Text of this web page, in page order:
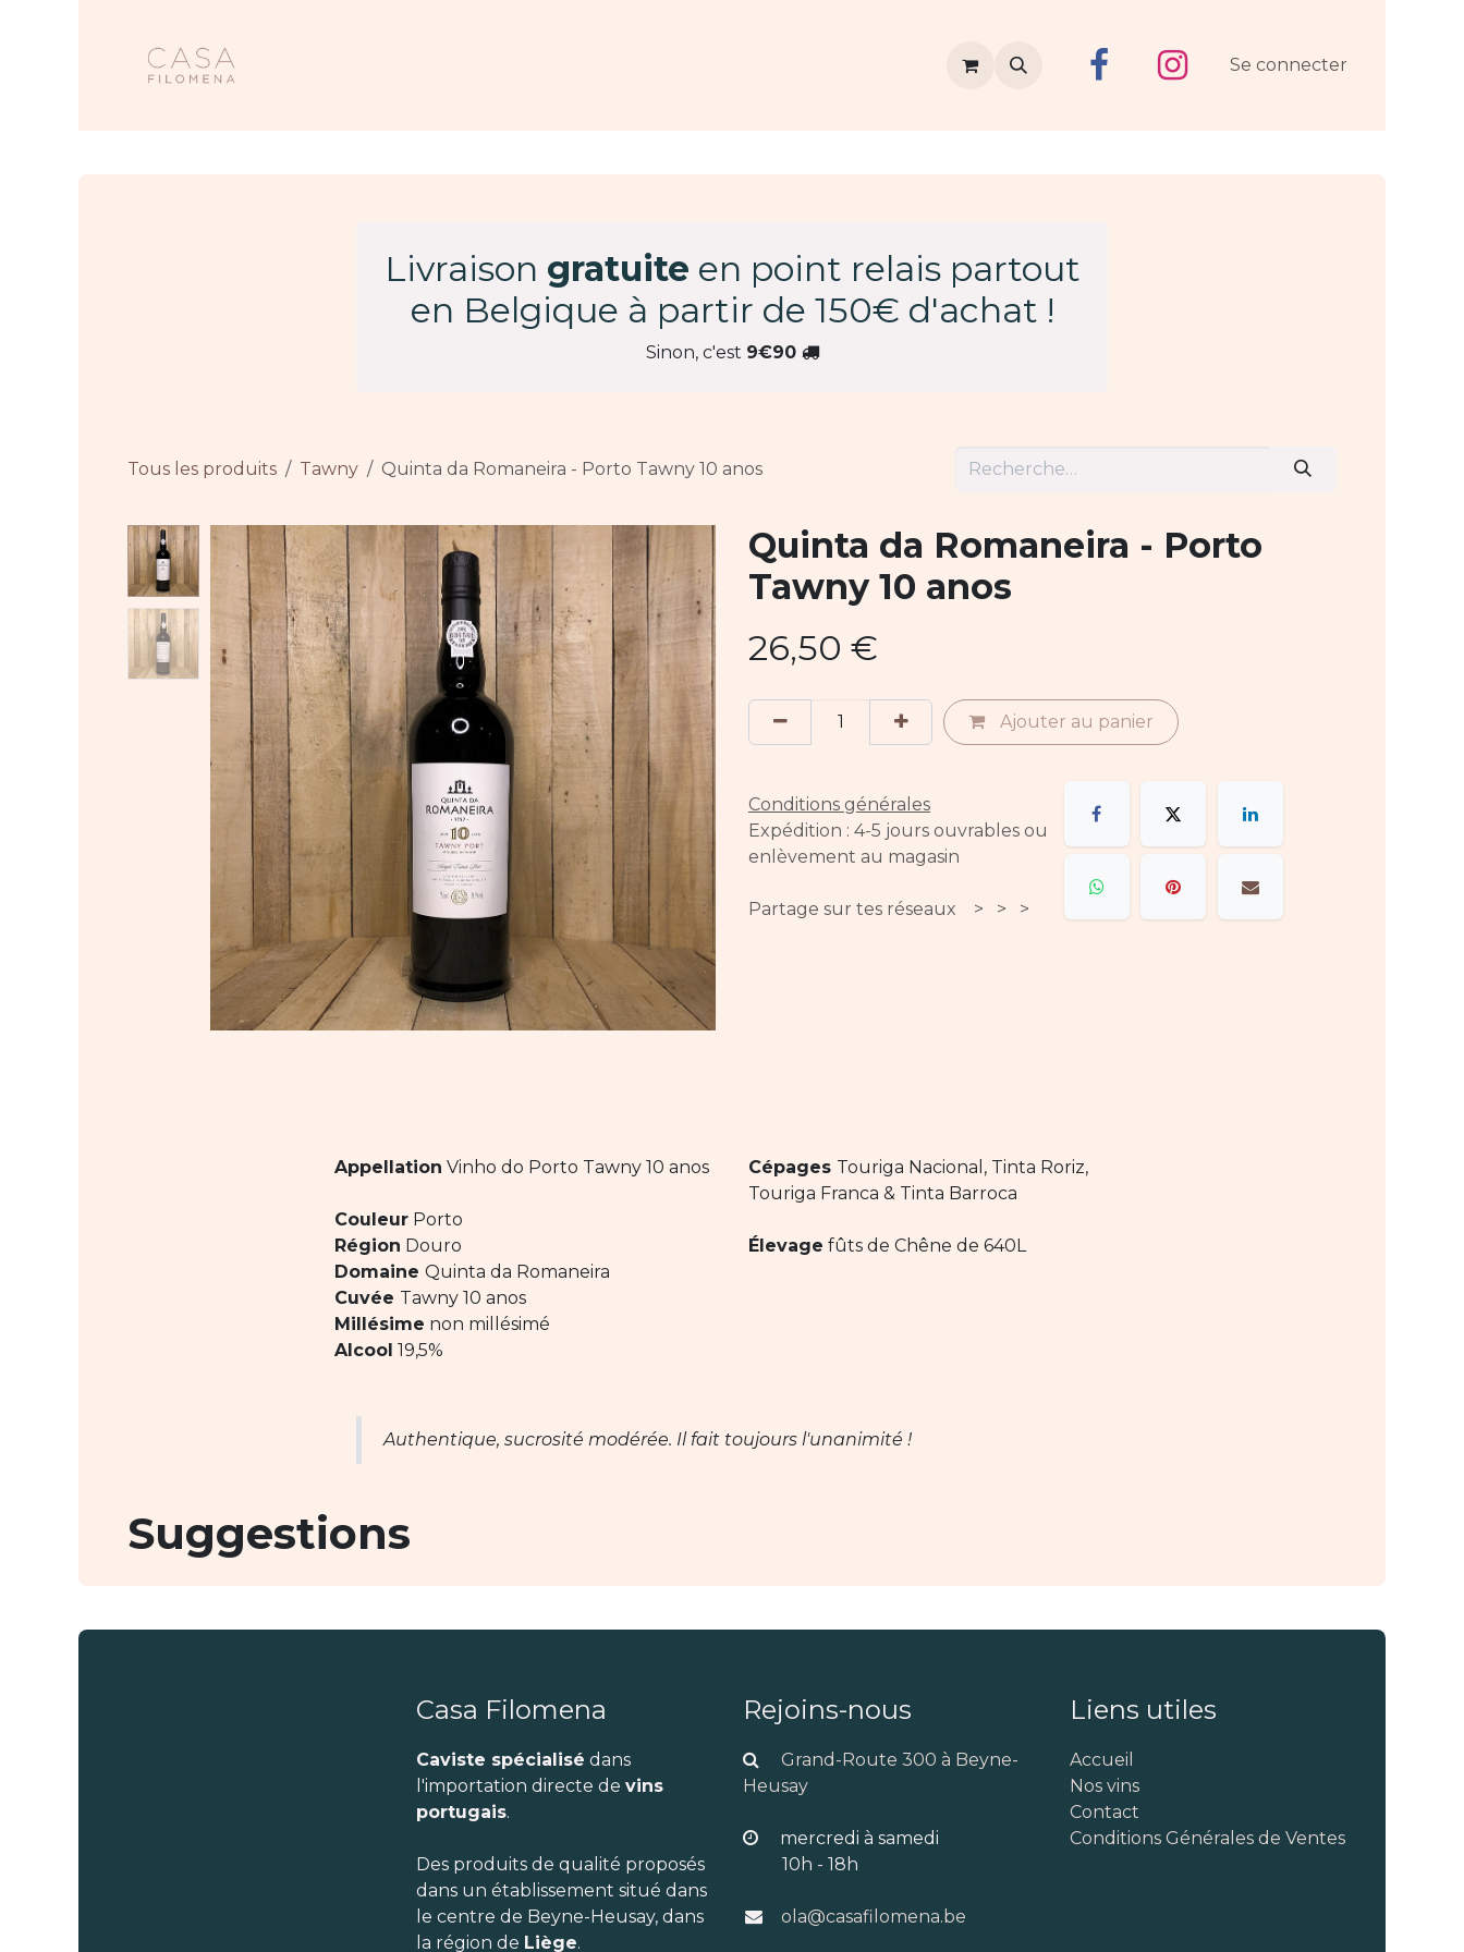
Se connecter
Livraison gratuite en point relais partout
en Belgique à partir de 150€ d'achat !
Sinon, c'est 9€90
Tous les produits Tawny Quinta da Romaneira - Porto Tawny 10 anos
Quinta da Romaneira - Porto
Tawny 10 anos
26,50 €
Ajouter au panier
Conditions générales
Expédition : 4-5 jours ouvrables ou
enlèvement au magasin
Partage sur tes réseaux > > >
Appellation Vinho do Porto Tawny 10 anos
Couleur Porto
Région Douro
Domaine Quinta da Romaneira
Cuvée Tawny 10 anos
Millésime non millésimé
Alcool 19,5%
Cépages Touriga Nacional, Tinta Roriz,
Touriga Franca & Tinta Barroca
Élevage fûts de Chêne de 640L
Authentique, sucrosité modérée. Il fait toujours l'unanimité !
Suggestions
Liens utiles
Accueil
Nos vins
Contact
Conditions Générales de Ventes
Rejoins-nous
Grand-Route 300 à Beyne-
Heusay
mercredi à samedi
10h - 18h
ola@casafilomena.be
Casa Filomena
Caviste spécialisé dans
l'importation directe de vins
portugais.
Des produits de qualité proposés
dans un établissement situé dans
le centre de Beyne-Heusay, dans
la région de Liège.